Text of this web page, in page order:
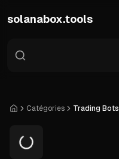
solanabox.tools
AccueilCatégories Trading Bots